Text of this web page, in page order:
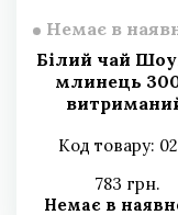
Немає в
Білий чай
млинець
китайський чай
Код товару:
783 грн.
Немає в